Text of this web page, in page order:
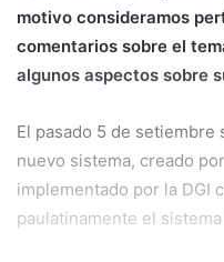
motivo consideramos
comentarios sobre el
algunos aspectos sobre
El pasado 5 de
nuevo sistema, creado
implementado por la DGI
paulatinamente el